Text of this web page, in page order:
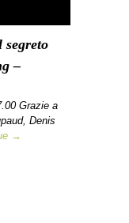
segreto
–
Grazie a
Denis
→